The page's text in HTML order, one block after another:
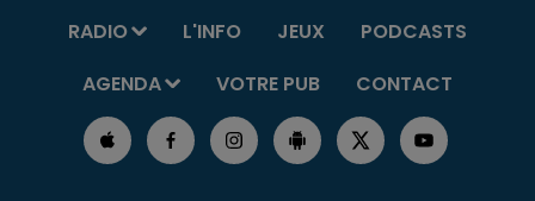
RADIO L'INFO JEUX
PODCASTS
AGENDA
VOTRE PUB CONTACT